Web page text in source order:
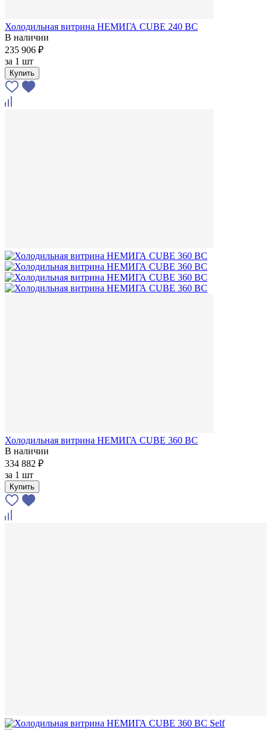
Холодильная витрина НЕМИГА CUBE 240 ВС
В наличии
235 906 ₽
за 1 шт
Купить
Холодильная витрина НЕМИГА CUBE 360 ВС
В наличии
334 882 ₽
за 1 шт
Купить